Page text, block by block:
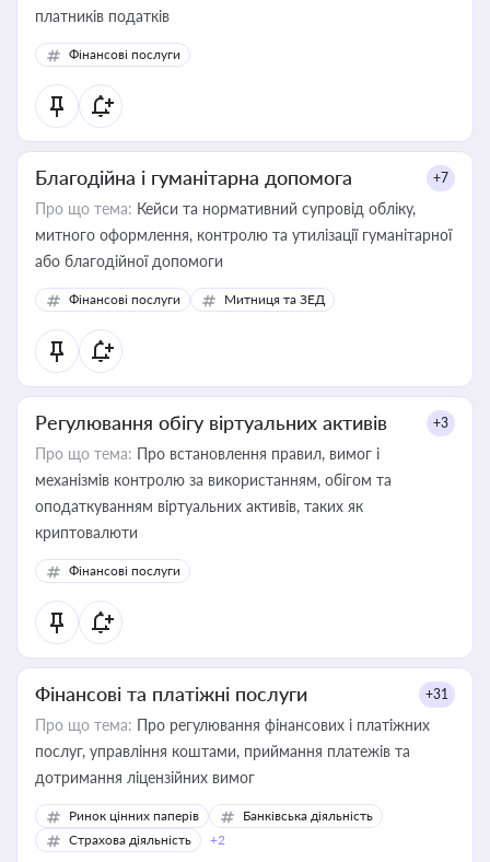
платників податків
Фінансові послуги
Благодійна і гуманітарна допомога +7
Про що тема: Кейси та нормативний супровід обліку,
митного оформлення, контролю та утилізації гуманітарної
або благодійної допомоги
Фінансові послуги Митниця та ЗЕД
Регулювання обігу віртуальних активів +3
Про що тема: Про встановлення правил, вимог і
механізмів контролю за використанням, обігом та
оподаткуванням віртуальних активів, таких як
криптовалюти
Фінансові послуги
Фінансові та платіжні послуги +31
Про що тема: Про регулювання фінансових і платіжних
послуг, управління коштами, приймання платежів та
дотримання ліцензійних вимог
Ринок цінних паперів
Банківська діяльність
Страхова діяльність
+2